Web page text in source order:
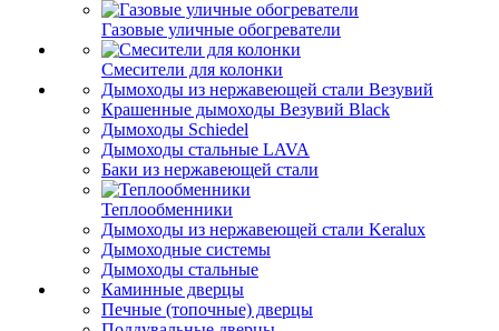
Газовые уличные обогреватели
Смесители для колонки
Дымоходы из нержавеющей стали Везувий
Крашенные дымоходы Везувий Black
Дымоходы Schiedel
Дымоходы стальные LAVA
Баки из нержавеющей стали
Теплообменники
Дымоходы из нержавеющей стали Keralux
Дымоходные системы
Дымоходы стальные
Каминные дверцы
Печные (топочные) дверцы